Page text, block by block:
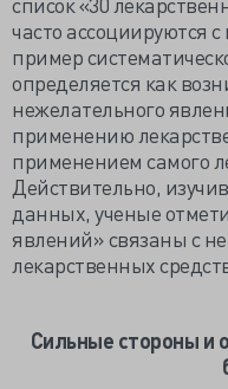
часто ассоциируются
пример
определяется как
нежелательного
применению
применением самого
Действительно,
данных, ученые
явлений» связаны с
лекарственных
Сильные стороны и